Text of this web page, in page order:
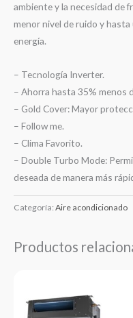
ambiente y la necesidad de
menor nivel de ruido y
energía.
– Tecnología Inverter.
– Ahorra hasta 35% menos
– Gold Cover: Mayor
– Follow me.
– Clima Favorito.
– Double Turbo Mode:
deseada de manera más
Categoría: Aire acondicionado
Productos